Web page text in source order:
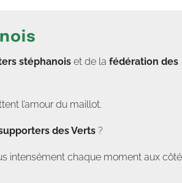
stéphanois et de la fédération des
l’amour du maillot.
des Verts ?
intensément chaque moment aux